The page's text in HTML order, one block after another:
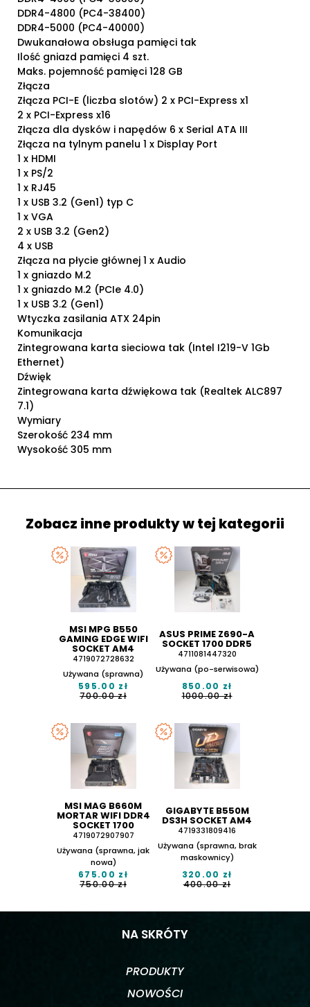
DDR4-4800 (PC4-38400)
DDR4-5000 (PC4-40000)
Dwukanałowa obsługa pamięci tak
Ilość gniazd pamięci 4 szt.
Maks. pojemność pamięci 128 GB
Złącza
Złącza PCI-E (liczba slotów) 2 x PCI-Express x1
2 x PCI-Express x16
Złącza dla dysków i napędów 6 x Serial ATA III
Złącza na tylnym panelu 1 x Display Port
1 x HDMI
1 x PS/2
1 x RJ45
1 x USB 3.2 (Gen1) typ C
1 x VGA
2 x USB 3.2 (Gen2)
4 x USB
Złącza na płycie głównej 1 x Audio
1 x gniazdo M.2
1 x gniazdo M.2 (PCIe 4.0)
1 x USB 3.2 (Gen1)
Wtyczka zasilania ATX 24pin
Komunikacja
Zintegrowana karta sieciowa tak (Intel I219-V 1Gb
Ethernet)
Dźwięk
Zintegrowana karta dźwiękowa tak (Realtek ALC897
7.1)
Wymiary
Szerokość 234 mm
Wysokość 305 mm
Zobacz inne produkty w tej kategorii
MSI MPG B550
GAMING EDGE WIFI
SOCKET AM4
4719072728632
Używana (sprawna)
595.00 zł
700.00 zł
ASUS PRIME Z690-A
SOCKET 1700 DDR5
4711081447320
Używana (po-serwisowa)
850.00 zł
1000.00 zł
MSI MAG B660M
MORTAR WIFI DDR4
SOCKET 1700
4719072907907
Używana (sprawna, jak
nowa)
675.00 zł
750.00 zł
GIGABYTE B550M
DS3H SOCKET AM4
4719331809416
Używana (sprawna, brak
maskownicy)
320.00 zł
400.00 zł
NA SKRÓTY
PRODUKTY
NOWOŚCI